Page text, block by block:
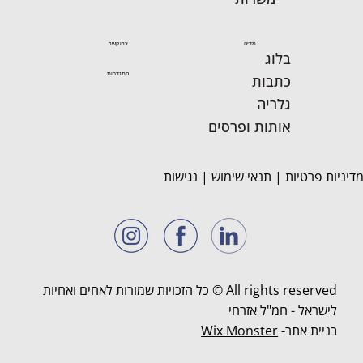
All rights reserved © כל הזכויות שמורות לאחים ואחיות
לישראל - חמ"ל אזרחי
בניית אתר-Wix Monster
מדיה
בלוג
כתבות
גלריה
אותות ופרסים
התנדבות
צרו קשר
מדיניות פרטיות | תנאי שימוש | נגישות